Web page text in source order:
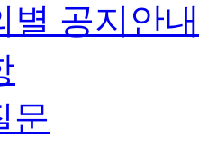
별 공지안내
문